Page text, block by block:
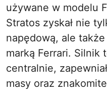
używane w modelu
Stratos zyskał nie
napędową, ale
marką Ferrari. Silnik
centralnie,
masy oraz